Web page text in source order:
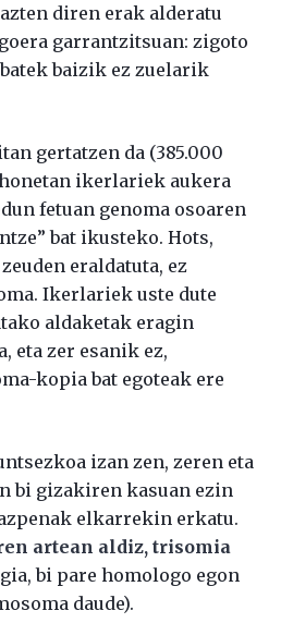
diren erak alderatu
garrantzitsuan: zigoto
baizik ez zuelarik
gertatzen da (385.000
ikerlariek aukera
fetuan genoma osoaren
bat ikusteko. Hots,
eraldatuta, ez
Ikerlariek uste dute
aldaketak eragin
eta zer esanik ez,
kopia bat egoteak ere
izan zen, zeren eta
bi gizakiren kasuan ezin
elkarrekin erkatu.
artean aldiz, trisomia
bi pare homologo egon
daude).